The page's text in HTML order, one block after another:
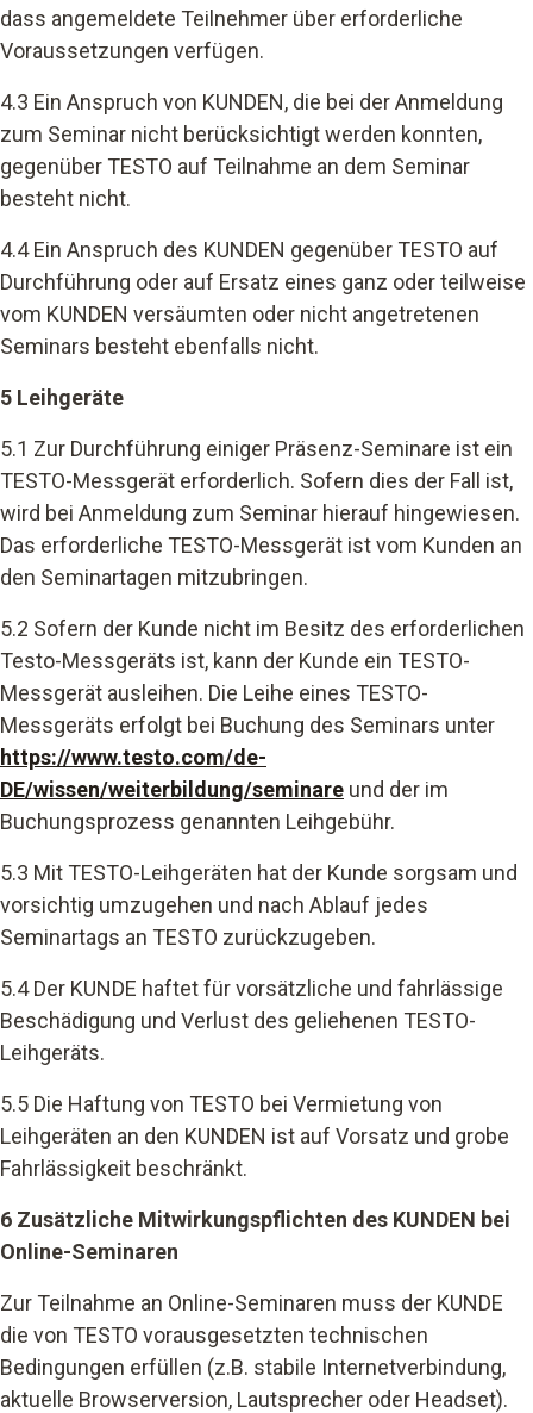
dass angemeldete Teilnehmer über erforderliche
Voraussetzungen verfügen.
4.3 Ein Anspruch von KUNDEN, die bei der Anmeldung
zum Seminar nicht berücksichtigt werden konnten,
gegenüber TESTO auf Teilnahme an dem Seminar
besteht nicht.
4.4 Ein Anspruch des KUNDEN gegenüber TESTO auf
Durchführung oder auf Ersatz eines ganz oder teilweise
vom KUNDEN versäumten oder nicht angetretenen
Seminars besteht ebenfalls nicht.
5 Leihgeräte
5.1 Zur Durchführung einiger Präsenz-Seminare ist ein
TESTO-Messgerät erforderlich. Sofern dies der Fall ist,
wird bei Anmeldung zum Seminar hierauf hingewiesen.
Das erforderliche TESTO-Messgerät ist vom Kunden an
den Seminartagen mitzubringen.
5.2 Sofern der Kunde nicht im Besitz des erforderlichen
Testo-Messgeräts ist, kann der Kunde ein TESTO-
Messgerät ausleihen. Die Leihe eines TESTO-
Messgeräts erfolgt bei Buchung des Seminars unter
https://www.testo.com/de-
DE/wissen/weiterbildung/seminare und der im
Buchungsprozess genannten Leihgebühr.
5.3 Mit TESTO-Leihgeräten hat der Kunde sorgsam und
vorsichtig umzugehen und nach Ablauf jedes
Seminartags an TESTO zurückzugeben.
5.4 Der KUNDE haftet für vorsätzliche und fahrlässige
Beschädigung und Verlust des geliehenen TESTO-
Leihgeräts.
5.5 Die Haftung von TESTO bei Vermietung von
Leihgeräten an den KUNDEN ist auf Vorsatz und grobe
Fahrlässigkeit beschränkt.
6 Zusätzliche Mitwirkungspflichten des KUNDEN bei
Online-Seminaren
Zur Teilnahme an Online-Seminaren muss der KUNDE
die von TESTO vorausgesetzten technischen
Bedingungen erfüllen (z.B. stabile Internetverbindung,
aktuelle Browserversion, Lautsprecher oder Headset).